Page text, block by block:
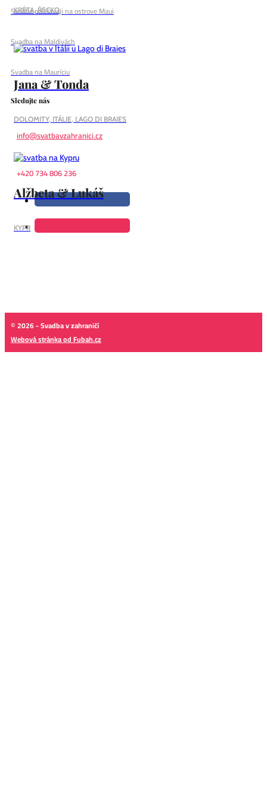
KRÉTA, ŘECKO
Jana & Tonda
DOLOMITY, ITÁLIE, LAGO DI BRAIES
Alžbeta & Lukáš
KYPR
Svadba na Havaji na ostrove Maui
Svadba na Maldivách
Svadba na Mauríciu
Sledujte nás
info@svatbavzahranici.cz
+420 734 806 236
© 2026 - Svadba v zahraničí
Webová stránka od Fubah.cz